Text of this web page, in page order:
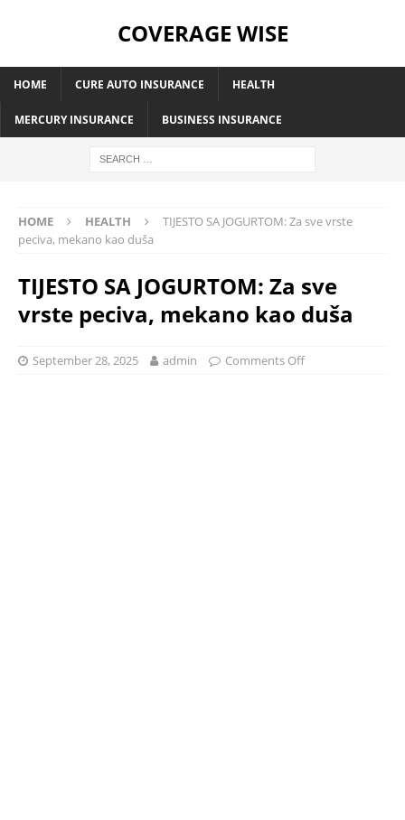
COVERAGE WISE
HOME CURE AUTO INSURANCE HEALTH
MERCURY INSURANCE BUSINESS INSURANCE
HOME HEALTH
TIJESTO SA JOGURTOM: Za sve vrste
peciva, mekano kao duša
TIJESTO SA JOGURTOM: Za sve
vrste peciva, mekano kao duša
September 28, 2025 admin Comments Off